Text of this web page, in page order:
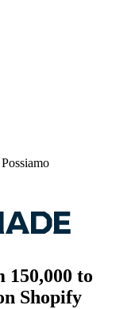
to
Shopify